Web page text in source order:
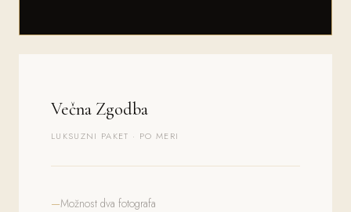
Večna Zgodba
LUKSUZNI PAKET · PO MERI
Možnost dva fotografa